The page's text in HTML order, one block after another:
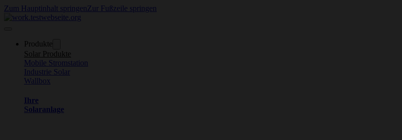
Zum Hauptinhalt springenZur Fußzeile springen
Produkte
Solar Produkte
Mobile Stromstation
Industrie Solar
Wallbox
Ihre
Solaranlage